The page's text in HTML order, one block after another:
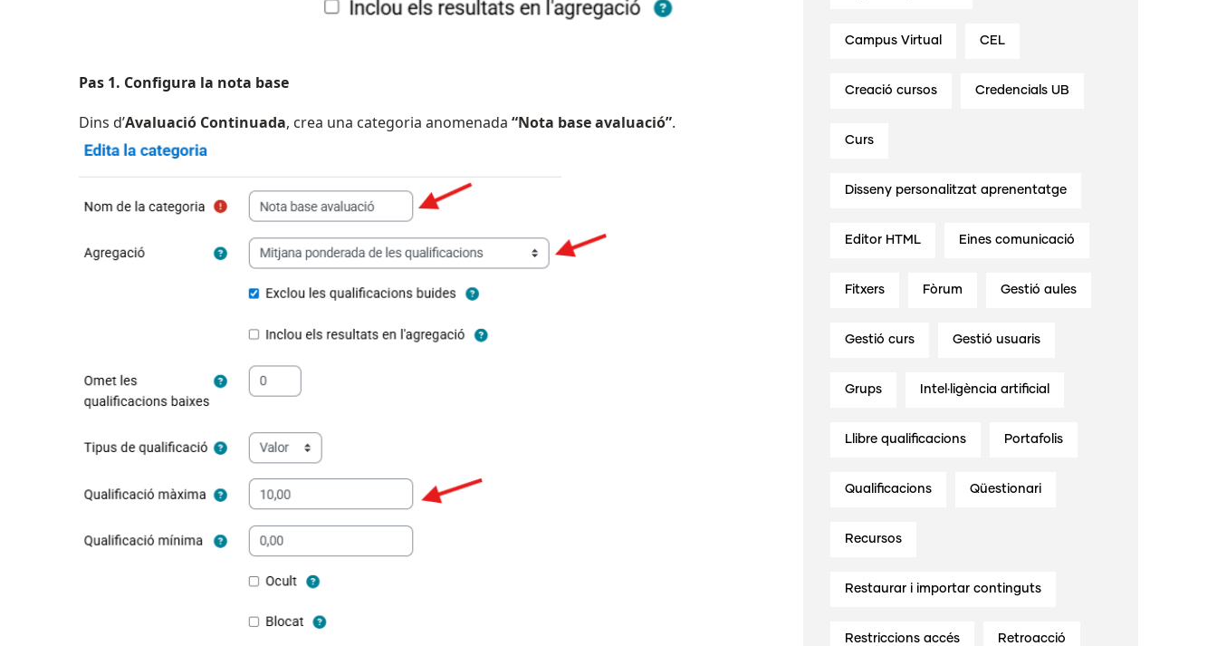
Pas 1. Configura la nota base
Dins d’Avaluació Continuada, crea una categoria anomenada “Nota base avaluació”.
Campus Virtual CEL
Creació cursos Credencials UB
Curs
Disseny personalitzat aprenentatge
Editor HTML Eines comunicació
Fitxers Fòrum Gestió aules
Gestió curs Gestió usuaris
Grups Intel·ligència artificial
Llibre qualificacions Portafolis
Qualificacions Qüestionari
Recursos
Restaurar i importar continguts
Restriccions accés Retroacció